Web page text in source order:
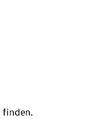
finden.